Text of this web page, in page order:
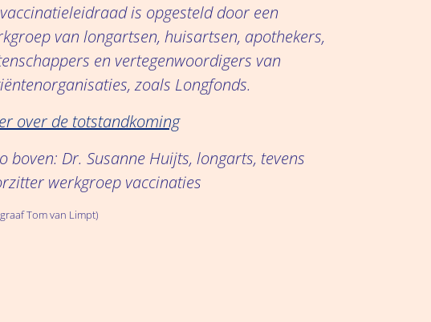
is opgesteld door een
van longartsen, huisartsen, apothekers,
en vertegenwoordigers van
zoals Longfonds.
over de totstandkoming
boven: Dr. Susanne Huijts, longarts, tevens
werkgroep vaccinaties
Tom van Limpt)